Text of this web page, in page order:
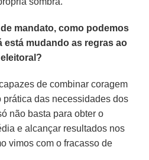
mandato, como podemos
está mudando as regras ao
de combinar coragem
prática das necessidades dos
não basta para obter o
e alcançar resultados nos
vimos com o fracasso de